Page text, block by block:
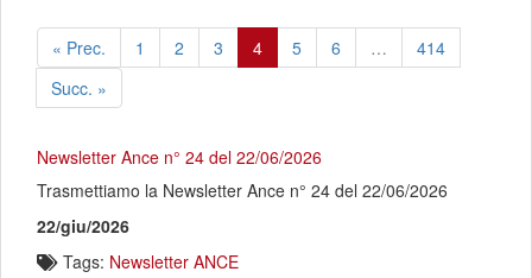
« Prec. 1 2 3 4 5 6 …
414
Succ. »
Newsletter Ance n° 24 del 22/06/2026
Trasmettiamo la Newsletter Ance n° 24 del 22/06/2026
22/giu/2026
Tags: Newsletter ANCE